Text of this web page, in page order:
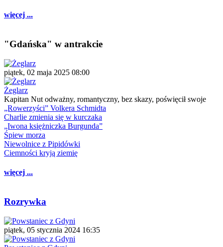
więcej ...
"Gdańska" w antrakcie
piątek, 02 maja 2025 08:00
Żeglarz
Kapitan Nut odważny, romantyczny, bez skazy, poświęcił swoje
„Rowerzyści” Volkera Schmidta
Charlie zmienia się w kurczaka
„Iwona księżniczka Burgunda”
Śpiew morza
Niewolnice z Pipidówki
Ciemności kryją ziemię
więcej ...
Rozrywka
piątek, 05 stycznia 2024 16:35